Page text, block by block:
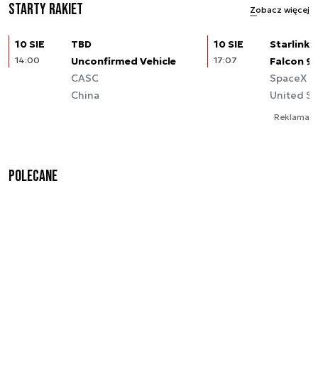
Starty rakiet Zobacz więcej
10 SIE
14:00
TBD
Unconfirmed Vehicle
CASC
China
10 SIE
17:07
Starlink
Falcon 9
SpaceX
United
Reklama
Polecane